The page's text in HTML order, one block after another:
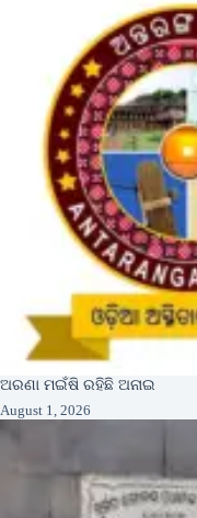
ଅରଣା ମଇଁଷି ରହିଛି ଅନାଇ
August 1, 2026